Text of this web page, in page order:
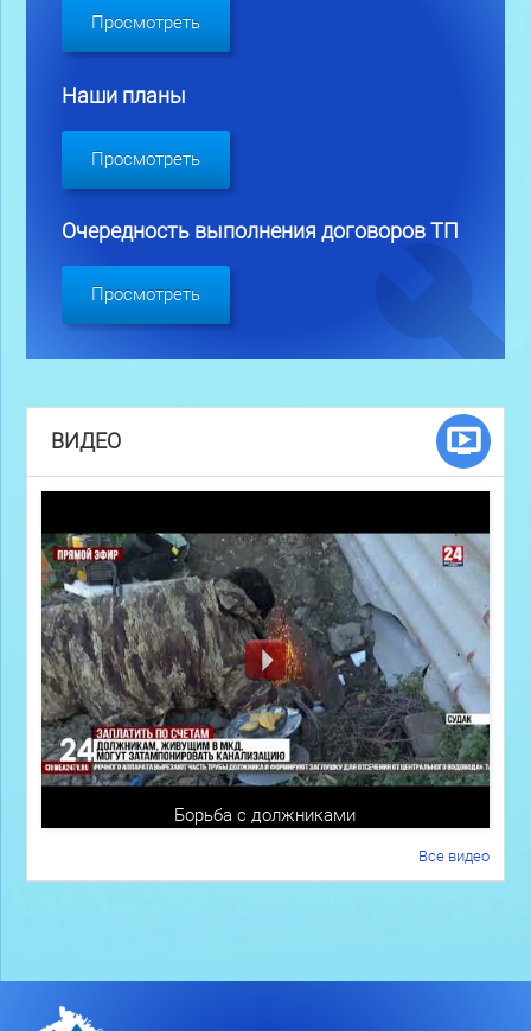
Просмотреть
Наши планы
Просмотреть
Очередность выполнения договоров ТП
Просмотреть
ВИДЕО
Борьба с должниками
Все видео